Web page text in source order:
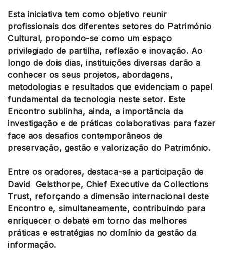
Esta iniciativa tem como objetivo reunir
profissionais dos diferentes setores do Património
Cultural, propondo-se como um espaço
privilegiado de partilha, reflexão e inovação. Ao
longo de dois dias, instituições diversas darão a
conhecer os seus projetos, abordagens,
metodologias e resultados que evidenciam o papel
fundamental da tecnologia neste setor. Este
Encontro sublinha, ainda, a importância da
investigação e de práticas colaborativas para fazer
face aos desafios contemporâneos de
preservação, gestão e valorização do Património.
Entre os oradores, destaca-se a participação de
David Gelsthorpe, Chief Executive da Collections
Trust, reforçando a dimensão internacional deste
Encontro e, simultaneamente, contribuindo para
enriquecer o debate em torno das melhores
práticas e estratégias no domínio da gestão da
informação.